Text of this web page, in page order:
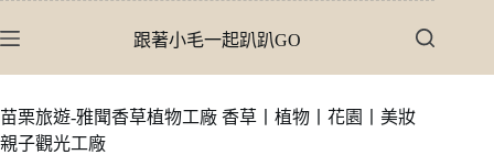
至
內
容
跟著小毛一起趴趴GO
苗栗旅遊-雅聞香草植物工廠 香草丨植物丨花園丨美妝
親子觀光工廠